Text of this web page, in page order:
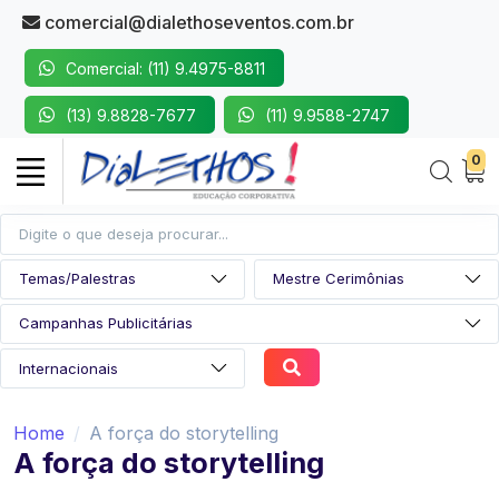
comercial@dialethoseventos.com.br
Comercial: (11) 9.4975-8811
(13) 9.8828-7677 (11) 9.9588-2747
0
Home A força do storytelling
A força do storytelling